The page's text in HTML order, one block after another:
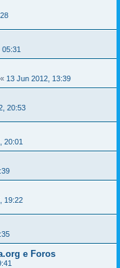
05:31
« 13 Jun 2012, 13:39
20:53
20:01
19:22
e Foros